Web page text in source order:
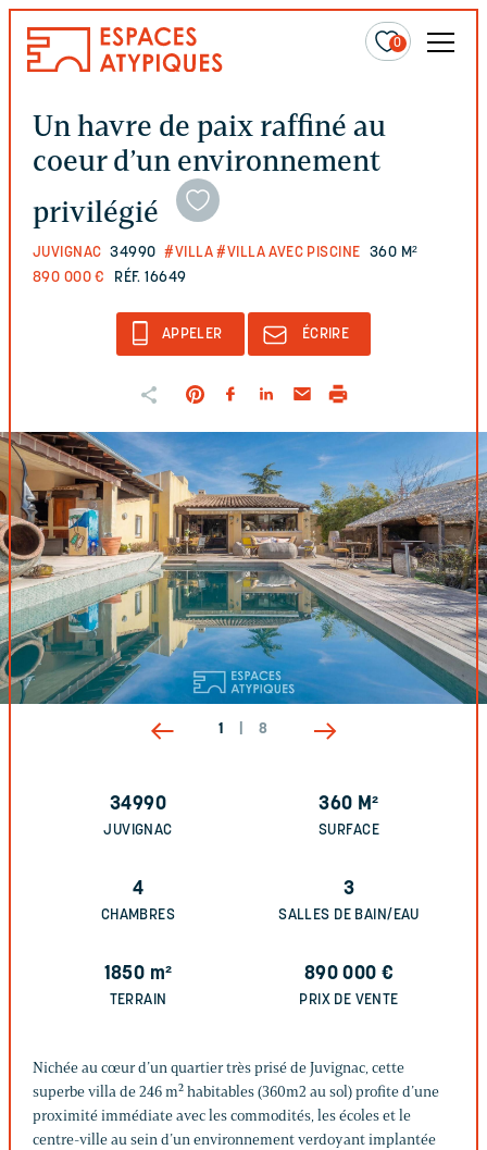
0
Un havre de paix raffiné au
coeur d’un environnement
privilégié
JUVIGNAC 34990 #VILLA #VILLA AVEC PISCINE 360 M²
890 000 €
RÉF. 16649
APPELER ÉCRIRE
1 8
34990
JUVIGNAC
360 M²
SURFACE
4
CHAMBRES
3
SALLES DE BAIN/EAU
1850 m²
TERRAIN
890 000 €
PRIX DE VENTE
Nichée au cœur d’un quartier très prisé de Juvignac, cette
superbe villa de 246 m² habitables (360m2 au sol) profite d’une
proximité immédiate avec les commodités, les écoles et le
centre-ville au sein d’un environnement verdoyant implantée